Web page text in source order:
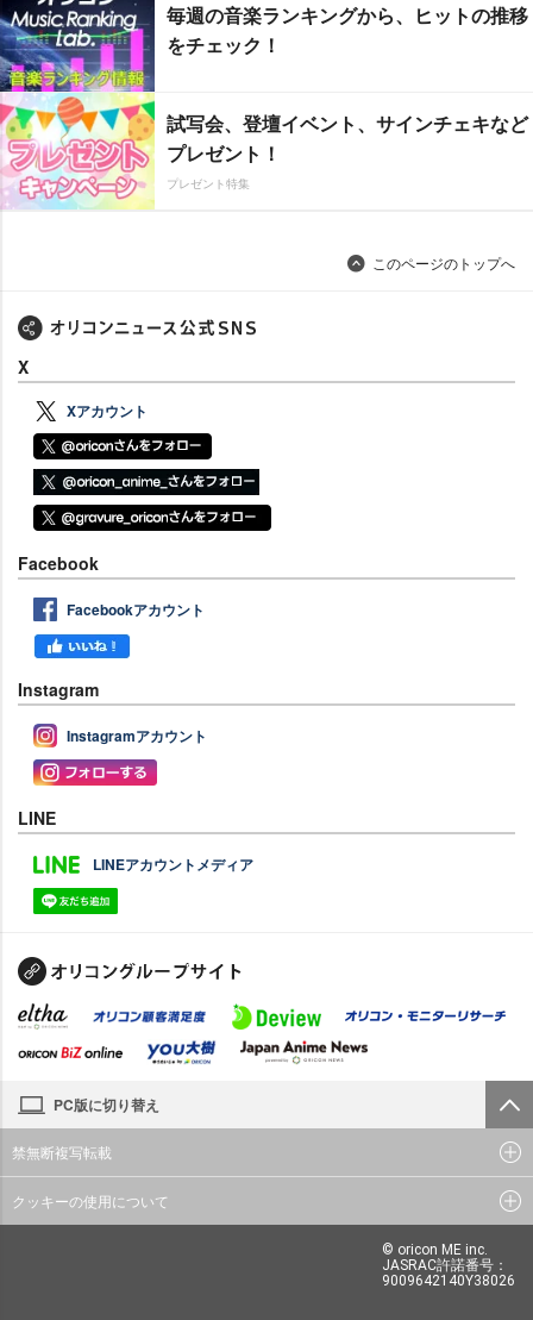
毎週の音楽ランキングから、ヒットの推移
をチェック！
試写会、登壇イベント、サインチェキなど
プレゼント！
プレゼント特集
このページのトップへ
X
Xアカウント
Facebook
Facebookアカウント
Instagram
Instagramアカウント
LINE
LINEアカウントメディア
PC版に切り替え
禁無断複写転載
クッキーの使用について
© oricon ME inc.
JASRAC許諾番号：
9009642140Y38026